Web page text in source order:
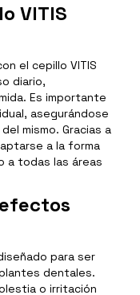
VITIS
el cepillo VITIS
diario,
Es importante
asegurándose
mismo. Gracias a
a la forma
a todas las áreas
para ser
dentales.
o irritación